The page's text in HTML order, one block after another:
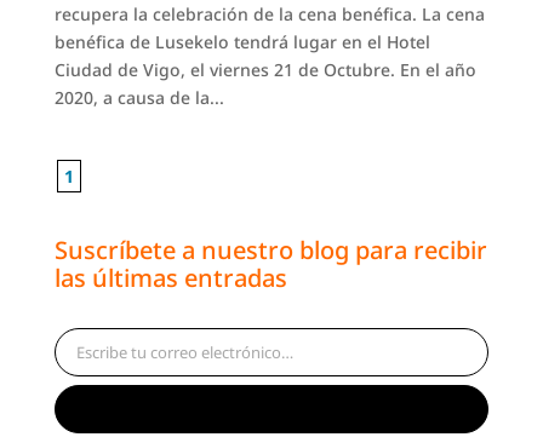
recupera la celebración de la cena benéfica. La cena
benéfica de Lusekelo tendrá lugar en el Hotel
Ciudad de Vigo, el viernes 21 de Octubre. En el año
2020, a causa de la...
1
Suscríbete a nuestro blog para recibir
las últimas entradas
Escribe tu correo electrónico…